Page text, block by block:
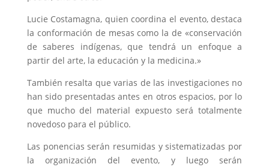
Lucie Costamagna, quien coordina el evento, destaca
la conformación de mesas como la de «conservación
de saberes indígenas, que tendrá un enfoque a
partir del arte, la educación y la medicina.»
También resalta que varias de las investigaciones no
han sido presentadas antes en otros espacios, por lo
que mucho del material expuesto será totalmente
novedoso para el público.
Las ponencias serán resumidas y sistematizadas por
la organización del evento, y luego serán